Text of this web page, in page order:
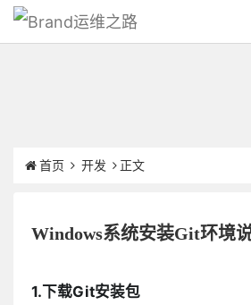
运维之路
首页 开发 正文
Windows系统安装Git环境
1.下载Git安装包